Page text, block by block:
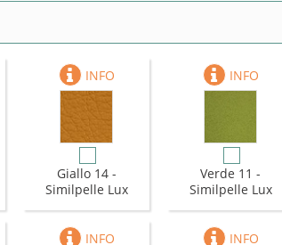
Giallo 14 -
Similpelle Lux
Verde 11 -
Similpelle Lux